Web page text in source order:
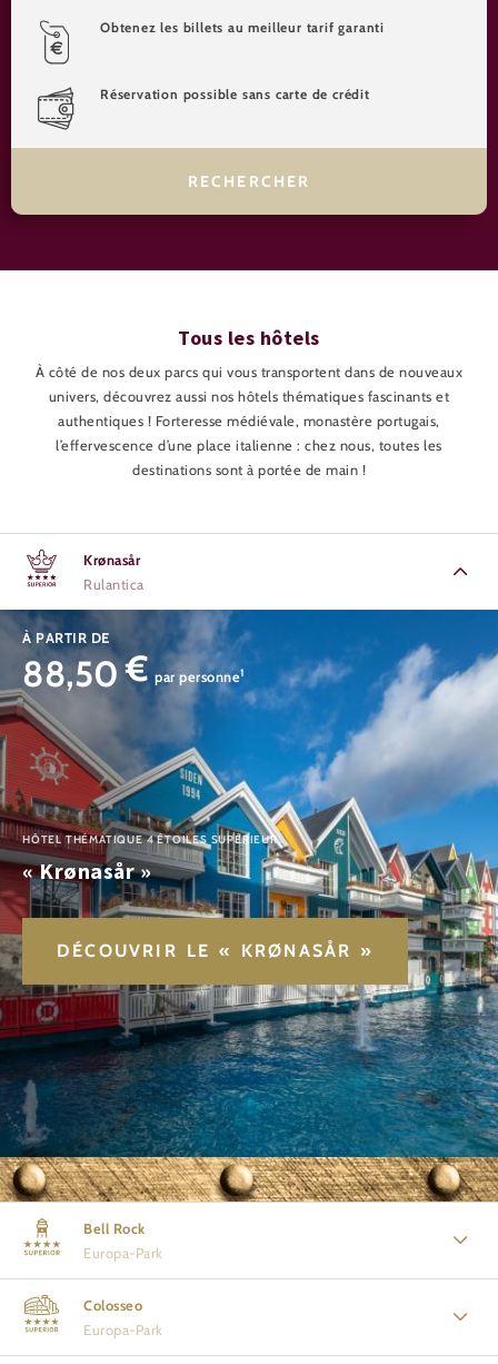
Obtenez les billets au meilleur tarif garanti
Réservation possible sans carte de crédit
Tous les hôtels
À côté de nos deux parcs qui vous transportent dans de nouveaux
univers, découvrez aussi nos hôtels thématiques fascinants et
authentiques ! Forteresse médiévale, monastère portugais,
l’effervescence d’une place italienne : chez nous, toutes les
destinations sont à portée de main !
Krønasår
Rulantica
À PARTIR DE
88,50€ par personne1
HÔTEL THÉMATIQUE 4 ÉTOILES SUPÉRIEUR
« Krønasår »
DÉCOUVRIR LE « KRØNASÅR »
Bell Rock
Europa-Park
Colosseo
Europa-Park